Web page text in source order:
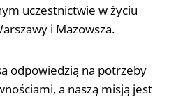
uczestnictwie w życiu
i Mazowsza.
odpowiedzią na potrzeby
a naszą misją jest